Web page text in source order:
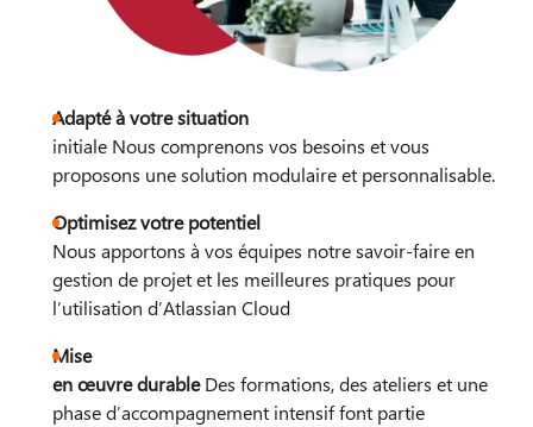
Adapté à votre situation
initiale​ Nous comprenons vos besoins et vous
proposons une solution modulaire et personnalisable.
Optimisez votre potentiel
Nous apportons à vos équipes notre savoir-faire en
gestion de projet et les meilleures pratiques pour
l’utilisation d’Atlassian Cloud
Mise
en œuvre durableDes formations, des ateliers et une
phase d’accompagnement intensif font partie